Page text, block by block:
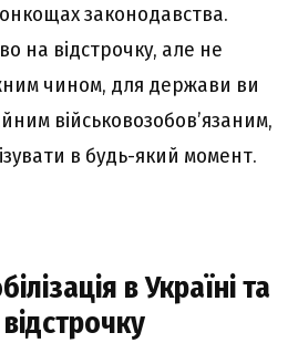
законодавства.
на відстрочку, але не
чином, для держави ви
військовозобов’язаним,
в будь-який момент.
в Україні та